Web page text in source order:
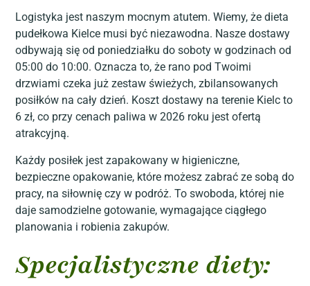
Logistyka jest naszym mocnym atutem. Wiemy, że dieta
pudełkowa Kielce musi być niezawodna. Nasze dostawy
odbywają się od poniedziałku do soboty w godzinach od
05:00 do 10:00. Oznacza to, że rano pod Twoimi
drzwiami czeka już zestaw świeżych, zbilansowanych
posiłków na cały dzień. Koszt dostawy na terenie Kielc to
6 zł, co przy cenach paliwa w 2026 roku jest ofertą
atrakcyjną.
Każdy posiłek jest zapakowany w higieniczne,
bezpieczne opakowanie, które możesz zabrać ze sobą do
pracy, na siłownię czy w podróż. To swoboda, której nie
daje samodzielne gotowanie, wymagające ciągłego
planowania i robienia zakupów.
Specjalistyczne diety: